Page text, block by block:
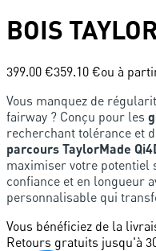
BOIS
399.00 €359.10 €ou à
Vous manquez de
fairway ? Conçu pour les
recherchant tolérance et
parcours TaylorMade
maximiser votre potentiel
confiance et en longueur
personnalisable qui
Vous bénéficiez de la
Retours gratuits jusqu'à